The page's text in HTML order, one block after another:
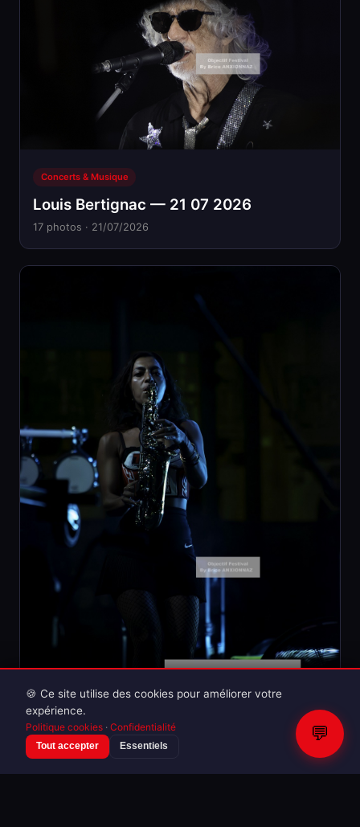
Concerts & Musique
Louis Bertignac — 21 07 2026
17 photos · 21/07/2026
Concerts & Musique
💬
🍪 Ce site utilise des cookies pour améliorer votre
expérience.
Politique cookies · Confidentialité
Tout accepter Essentiels